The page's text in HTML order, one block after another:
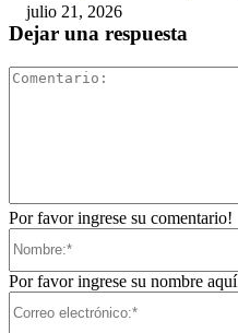
julio 21, 2026
Dejar una respuesta
Por favor ingrese su comentario!
Por favor ingrese su nombre aquí